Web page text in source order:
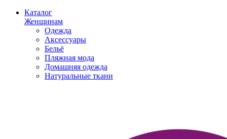
Каталог
Женщинам
Одежда
Аксессуары
Бельё
Пляжная мода
Домашняя одежда
Натуральные ткани